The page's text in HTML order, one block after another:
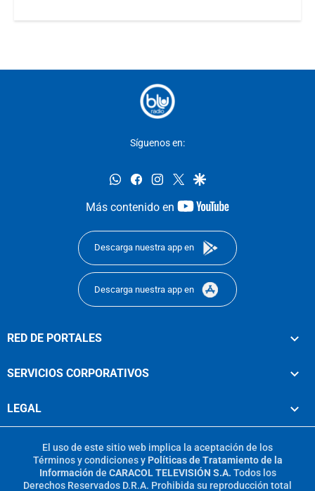
Síguenos en:
whatsappfacebookinstagram
twittergoogle
Más contenido en
youtube-
Descarga nuestra app en
Descarga nuestra app en
RED DE PORTALES
SERVICIOS CORPORATIVOS
LEGAL
El uso de este sitio web implica la aceptación de los
Términos y condicionesy Políticas de Tratamiento de la
Información de CARACOL TELEVISIÓN S.A. Todos los
Derechos Reservados D.R.A. Prohibida su reproducción total